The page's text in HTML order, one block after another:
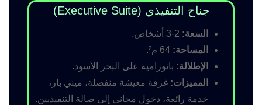
جناح التنفيذي (Executive Suite)
السعة:
المساحة:
الإطلالة: بانورامية على البحر الأسود.
المميزات: غرفة معيشة منفصلة، ميني بار،
خدمة رائعة، دخول مجاني إلى صالة التنفيذيين.